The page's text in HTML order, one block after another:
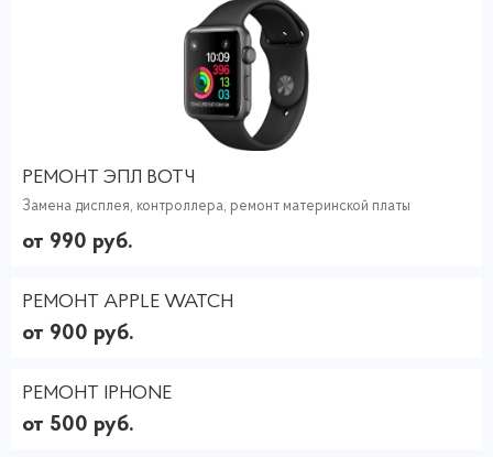
РЕМОНТ ЭПЛ ВОТЧ
Замена дисплея, контроллера, ремонт материнской платы
от 990 руб.
РЕМОНТ APPLE WATCH
от 900 руб.
РЕМОНТ IPHONE
от 500 руб.